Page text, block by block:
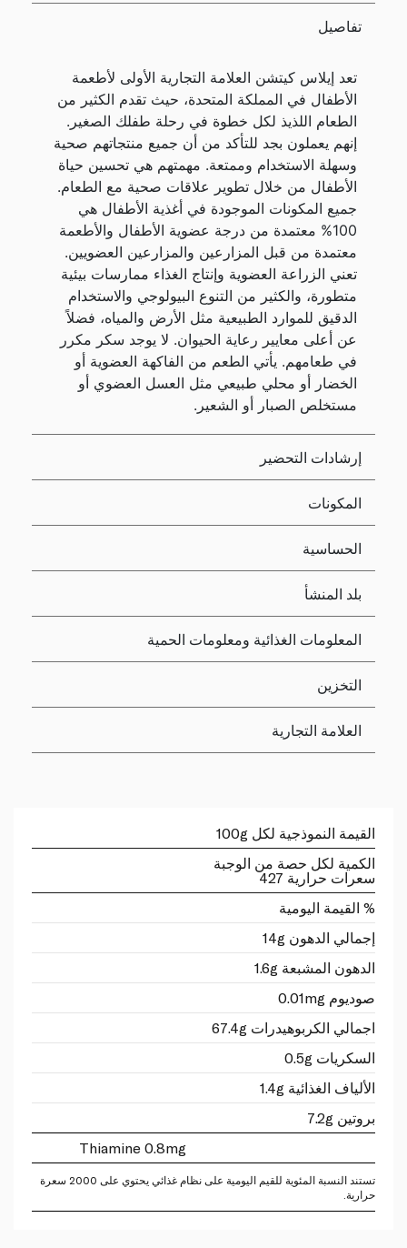
تفاصيل
تعد إيلاس كيتشن العلامة التجارية الأولى لأطعمة
الأطفال في المملكة المتحدة، حيث تقدم الكثير من
الطعام اللذيذ لكل خطوة في رحلة طفلك الصغير.
إنهم يعملون بجد للتأكد من أن جميع منتجاتهم صحية
وسهلة الاستخدام وممتعة. مهمتهم هي تحسين حياة
الأطفال من خلال تطوير علاقات صحية مع الطعام.
جميع المكونات الموجودة في أغذية الأطفال هي
100% معتمدة من درجة عضوية الأطفال والأطعمة
معتمدة من قبل المزارعين والمزارعين العضويين.
تعني الزراعة العضوية وإنتاج الغذاء ممارسات بيئية
متطورة، والكثير من التنوع البيولوجي والاستخدام
الدقيق للموارد الطبيعية مثل الأرض والمياه، فضلاً
عن أعلى معايير رعاية الحيوان. لا يوجد سكر مكرر
في طعامهم. يأتي الطعم من الفاكهة العضوية أو
الخضار أو محلي طبيعي مثل العسل العضوي أو
مستخلص الصبار أو الشعير.
إرشادات التحضير
المكونات
الحساسية
بلد المنشأ
المعلومات الغذائية ومعلومات الحمية
التخزين
العلامة التجارية
القيمة النموذجية لكل 100g
الكمية لكل حصة من الوجبة
سعرات حرارية 427
% القيمة اليومية
إجمالي الدهون 14g
الدهون المشبعة 1.6g
صوديوم 0.01mg
اجمالي الكربوهيدرات 67.4g
السكريات 0.5g
الألياف الغذائية 1.4g
بروتين 7.2g
Thiamine 0.8mg
تستند النسبة المئوية للقيم اليومية على نظام غذائي يحتوي على 2000 سعرة
حرارية.